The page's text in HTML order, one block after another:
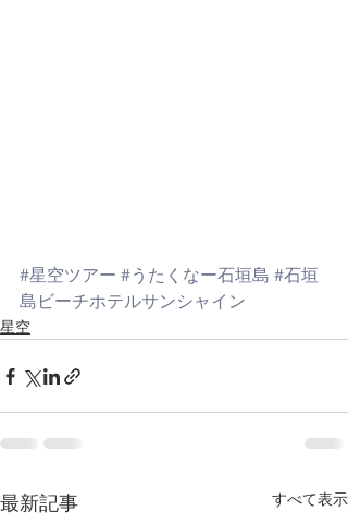
#星空ツアー #うたくなー石垣島 #石垣
島ビーチホテルサンシャイン
星空
最新記事 すべて表示